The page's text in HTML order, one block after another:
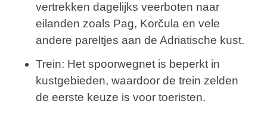
vertrekken dagelijks veerboten naar
eilanden zoals Pag, Korčula en vele
andere pareltjes aan de Adriatische kust.
Trein: Het spoorwegnet is beperkt in
kustgebieden, waardoor de trein zelden
de eerste keuze is voor toeristen.